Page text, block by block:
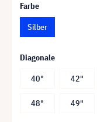
Farbe
Silber
Diagonale
40"
42"
48" 49"